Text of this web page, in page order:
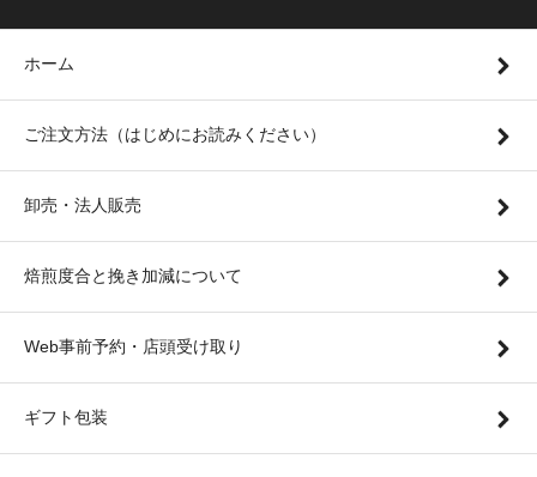
ホーム
ご注文方法（はじめにお読みください）
卸売・法人販売
焙煎度合と挽き加減について
Web事前予約・店頭受け取り
ギフト包装